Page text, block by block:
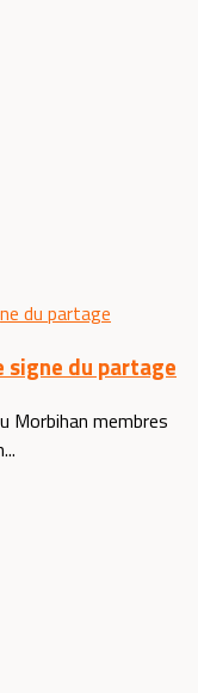
signe du partage
Morbihan membres